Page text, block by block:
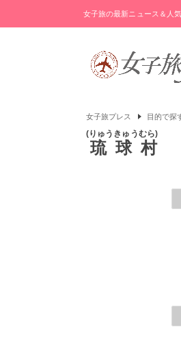
女子旅の最新ニュース＆人
女子旅プレス 目的で探
琉球村
りゅうきゅうむら